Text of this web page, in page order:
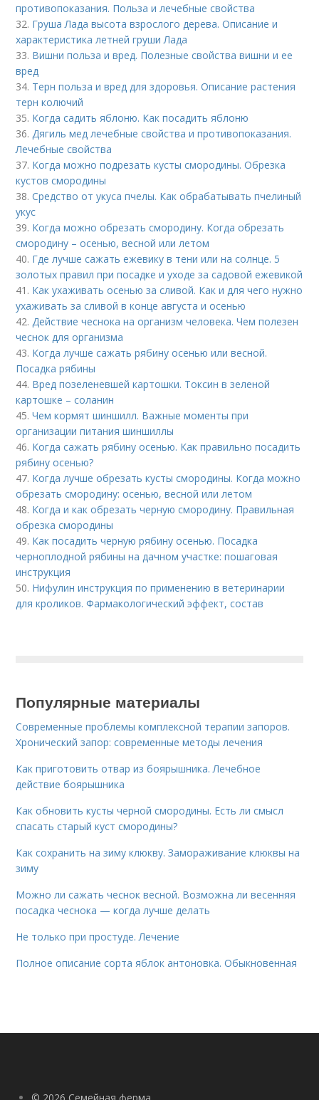
противопоказания. Польза и лечебные свойства
32. Груша Лада высота взрослого дерева. Описание и
характеристика летней груши Лада
33. Вишни польза и вред. Полезные свойства вишни и ее
вред
34. Терн польза и вред для здоровья. Описание растения
терн колючий
35. Когда садить яблоню. Как посадить яблоню
36.Дягиль мед лечебные свойства и противопоказания.
Лечебные свойства
37. Когда можно подрезать кусты смородины. Обрезка
кустов смородины
38.Средство от укуса пчелы. Как обрабатывать пчелиный
укус
39. Когда можно обрезать смородину. Когда обрезать
смородину – осенью, весной или летом
40. Где лучше сажать ежевику в тени или на солнце. 5
золотых правил при посадке и уходе за садовой ежевикой
41. Как ухаживать осенью за сливой. Как и для чего нужно
ухаживать за сливой в конце августа и осенью
42.Действие чеснока на организм человека. Чем полезен
чеснок для организма
43. Когда лучше сажать рябину осенью или весной.
Посадка рябины
44. Вред позеленевшей картошки. Токсин в зеленой
картошке – соланин
45.Чем кормят шиншилл. Важные моменты при
организации питания шиншиллы
46. Когда сажать рябину осенью. Как правильно посадить
рябину осенью?
47. Когда лучше обрезать кусты смородины. Когда можно
обрезать смородину: осенью, весной или летом
48. Когда и как обрезать черную смородину. Правильная
обрезка смородины
49. Как посадить черную рябину осенью. Посадка
черноплодной рябины на дачном участке: пошаговая
инструкция
50. Нифулин инструкция по применению в ветеринарии
для кроликов. Фармакологический эффект, состав
Популярные материалы
Современные проблемы комплексной терапии запоров.
Хронический запор: современные методы лечения
Как приготовить отвар из боярышника. Лечебное
действие боярышника
Как обновить кусты черной смородины. Есть ли смысл
спасать старый куст смородины?
Как сохранить на зиму клюкву. Замораживание клюквы на
зиму
Можно ли сажать чеснок весной. Возможна ли весенняя
посадка чеснока — когда лучше делать
Не только при простуде. Лечение
Полное описание сорта яблок антоновка. Обыкновенная